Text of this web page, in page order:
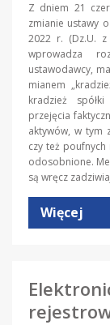
Z dniem 21
zmianie ustawy
2022 r. (Dz.U.
wprowadza
ustawodawcy,
mianem
kradzież
przejęcia
aktywów, w tym
czy też
odosobnione.
są wręcz
Więcej